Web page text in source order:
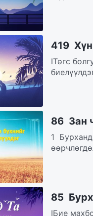
419 Хүн
IТөгс
86 Зан
1
85
IБие